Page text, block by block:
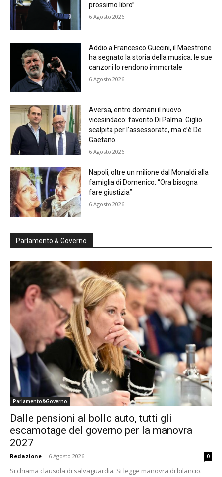
prossimo libro”
6 Agosto 2026
Addio a Francesco Guccini, il Maestrone
ha segnato la storia della musica: le sue
canzoni lo rendono immortale
6 Agosto 2026
Aversa, entro domani il nuovo
vicesindaco: favorito Di Palma. Giglio
scalpita per l’assessorato, ma c’è De
Gaetano
6 Agosto 2026
Napoli, oltre un milione dal Monaldi alla
famiglia di Domenico: “Ora bisogna
fare giustizia”
6 Agosto 2026
Parlamento & Governo
Parlamento&Governo
Dalle pensioni al bollo auto, tutti gli
escamotage del governo per la manovra
2027
Redazione - 6 Agosto 2026 0
Si chiama clausola di salvaguardia. Si legge manovra di bilancio.